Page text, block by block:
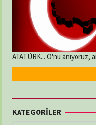
ATATÜRK... O'nu anıyoruz,
KATEGORİLER